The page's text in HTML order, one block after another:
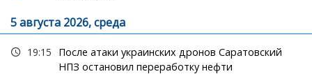
5 августа 2026, среда
19:15
После атаки украинских дронов Саратовский
НПЗ остановил переработку нефти